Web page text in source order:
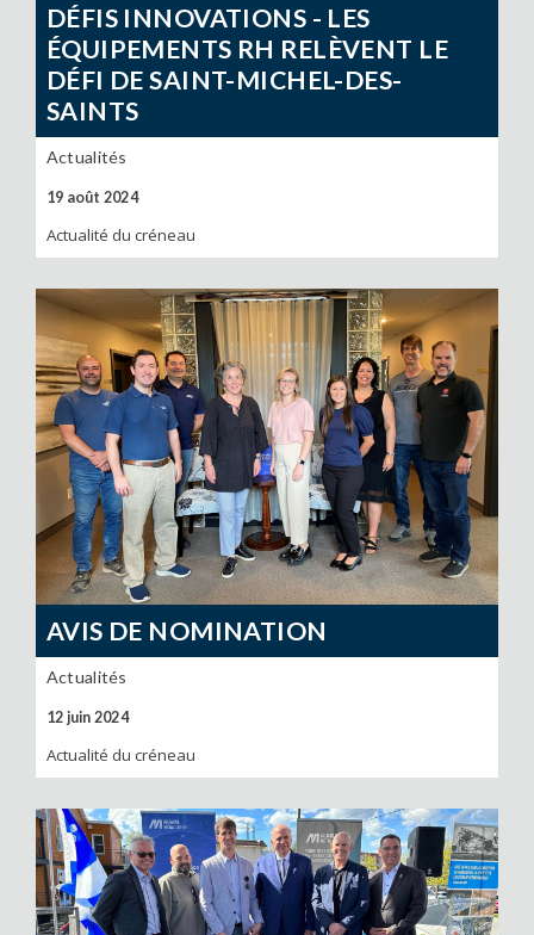
DÉFIS INNOVATIONS - LES
ÉQUIPEMENTS RH RELÈVENT LE
DÉFI DE SAINT-MICHEL-DES-
SAINTS
Actualités
19 août 2024
Actualité du créneau
AVIS DE NOMINATION
Actualités
12 juin 2024
Actualité du créneau